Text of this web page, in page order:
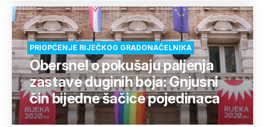
PRIOPĆENJE RIJEČKOG GRADONAČELNIKA
Obersnel o pokušaju paljenja
zastave duginih boja: Gnjusni
čin bijedne šačice pojedinaca